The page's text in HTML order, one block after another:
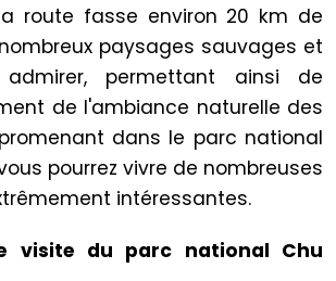
route fasse environ 20 km de
paysages sauvages et
permettant ainsi de
de l'ambiance naturelle des
dans le parc national
pourrez vivre de nombreuses
intéressantes.
visite du parc national Chu